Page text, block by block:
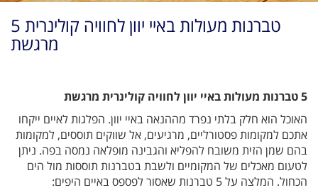
5 טברנות מעולות באיי יוון לחוויה קולינרית
מרגשת
5 טברנות מעולות באיי יוון לחוויה קולינרית מרגשת
האוכל הוא חלק בלתי נפרד מההנאה באיי יוון. הפלגות לאיים ייקחו
אתכם למקומות פסטורליים, מרגיעים, אל שווקים תוססים, למקומות
בהם שמן הזית משובח להפליא והגבינה מופלאה נמסה בפה. ניתן
לטעום מאכלים של המקומיים ולשבת בטברנות תוססות מול הים
הכחול. המלצה על 5 טברנות שאסור לפספס באיים היפים: